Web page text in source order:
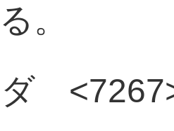
。
ダ